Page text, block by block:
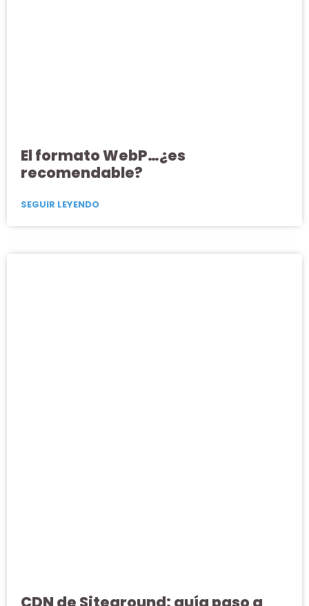
El formato WebP…¿es
recomendable?
SEGUIR LEYENDO